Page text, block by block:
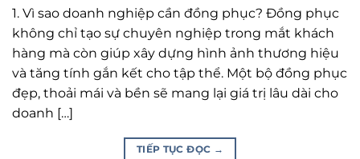
1. Vì sao doanh nghiệp cần đồng phục? Đồng phục
không chỉ tạo sự chuyên nghiệp trong mắt khách
hàng mà còn giúp xây dựng hình ảnh thương hiệu
và tăng tính gắn kết cho tập thể. Một bộ đồng phục
đẹp, thoải mái và bền sẽ mang lại giá trị lâu dài cho
doanh […]
TIẾP TỤC ĐỌC →